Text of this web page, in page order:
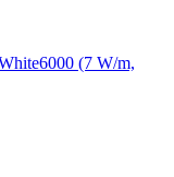
(7 W/m,